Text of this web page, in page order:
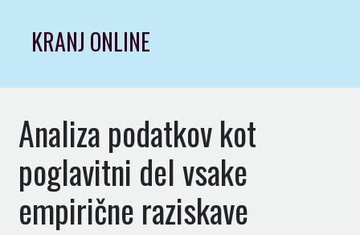
contentKRANJ ONLINE
Analiza podatkov kot
poglavitni del vsake
empirične raziskave